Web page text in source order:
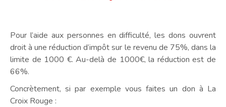
Pour l’aide aux personnes en difficulté, les dons ouvrent
droit à une réduction d’impôt sur le revenu de 75%, dans la
limite de 1000 €. Au-delà de 1000€, la réduction est de
66%.
Concrètement, si par exemple vous faites un don à La
Croix Rouge :